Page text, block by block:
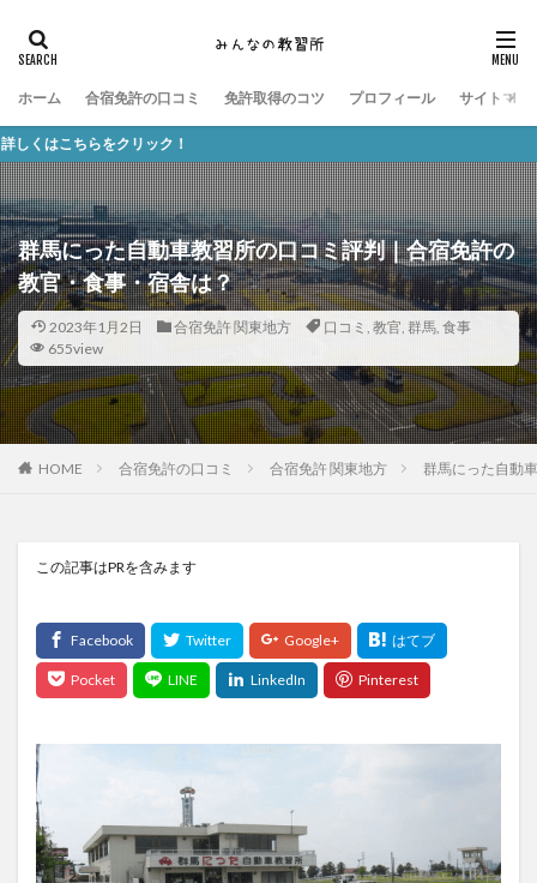
ホーム 合宿免許の口コミ 免許取得のコツ プロフィール サイトマッ
群馬にった自動車教習所の口コミ評判｜合宿免許の
教官・食事・宿舎は？
2023年1月2日 合宿免許 関東地方 口コミ , 教官, 群馬, 食事
655view
HOME 合宿免許の口コミ 合宿免許 関東地方 群馬にった自動
この記事はPRを含みます